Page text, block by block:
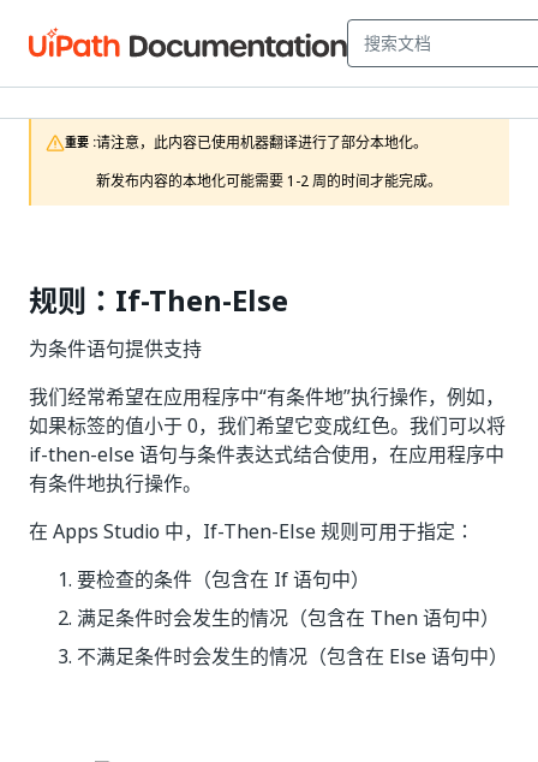
重要 :请注意，此内容已使用机器翻译进行了部分本地化。
新发布内容的本地化可能需要 1-2 周的时间才能完成。
规则：If-Then-Else
为条件语句提供支持
我们经常希望在应用程序中“有条件地”执行操作，例如，
如果标签的值小于 0，我们希望它变成红色。我们可以将
if-then-else 语句与条件表达式结合使用，在应用程序中
有条件地执行操作。
在 Apps Studio 中，If-Then-Else 规则可用于指定：
要检查的条件（包含在 If语句中）
满足条件时会发生的情况（包含在 Then语句中）
不满足条件时会发生的情况（包含在 Else语句中）